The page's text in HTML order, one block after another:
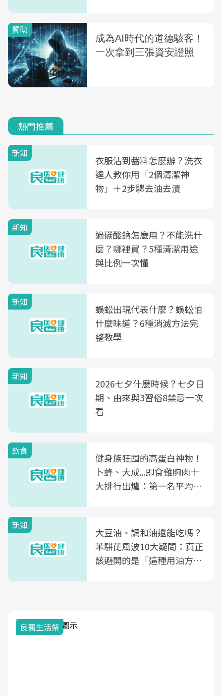
熱門推薦
新知
衣服沾到醬料怎麼辦？洗衣
達人教你用「2個清潔神
物」＋2步驟去油去漬
新知
過碳酸鈉怎麼用？不能洗什
麼？哪裡買？5種清潔用途
與比例一次懂
新知
蜈蚣出現代表什麼？蜈蚣怕
什麼味道？6種消滅方法完
整教學
新知
2026七夕什麼時候？七夕日
期、由來與3習俗8禁忌一次
看
飲食
健身族狂囤的高蛋白神物！
卜蜂、大成...即食雞胸肉十
大排行出爐：第一名平均一
新知
大豆油、調和油還能吃嗎？
苯駢芘風波10大疑問：真正
該避開的是「這種用油方
良醫生活祭